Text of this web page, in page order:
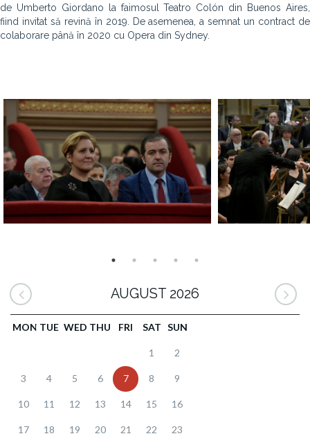
de Umberto Giordano la faimosul Teatro Colón din Buenos Aires,
fiind invitat să revină în 2019. De asemenea, a semnat un contract de
colaborare până în 2020 cu Opera din Sydney.
AUGUST 2026
MON TUE WED THU FRI SAT SUN
1 2
3 4 5 6 7 8 9
10 11 12 13 14 15 16
17 18 19 20 21 22 23